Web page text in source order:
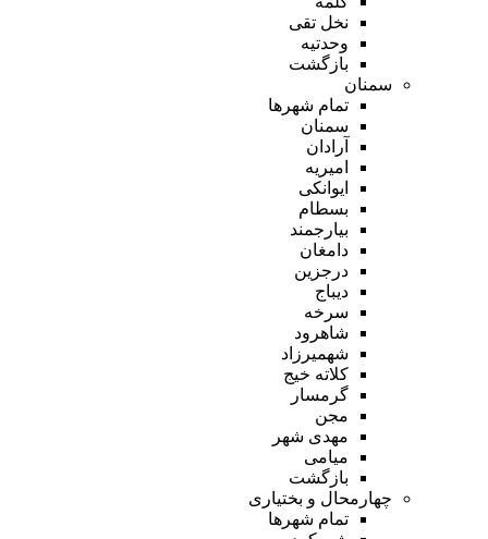
نخل تقی
وحدتیه
بازگشت
سمنان
تمام شهر‌ها
سمنان
آرادان
امیریه
ایوانکی
بسطام
بیارجمند
دامغان
درجزین
دیباج
سرخه
شاهرود
شهمیرزاد
کلاته خیج
گرمسار
مجن
مهدی شهر
میامی
بازگشت
چهارمحال و بختیاری
تمام شهر‌ها